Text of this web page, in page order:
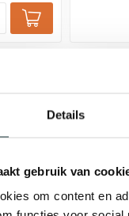
Details
gebruik van
om content en